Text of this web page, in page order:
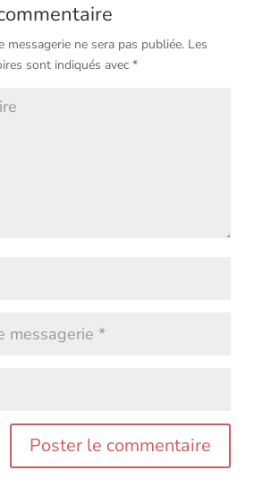
messagerie ne sera pas publiée.Les
sont indiqués avec *